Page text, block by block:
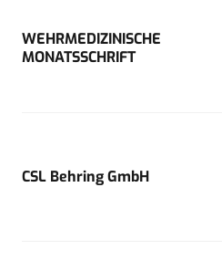
WEHRMEDIZINISCHE
MONATSSCHRIFT
CSL Behring GmbH